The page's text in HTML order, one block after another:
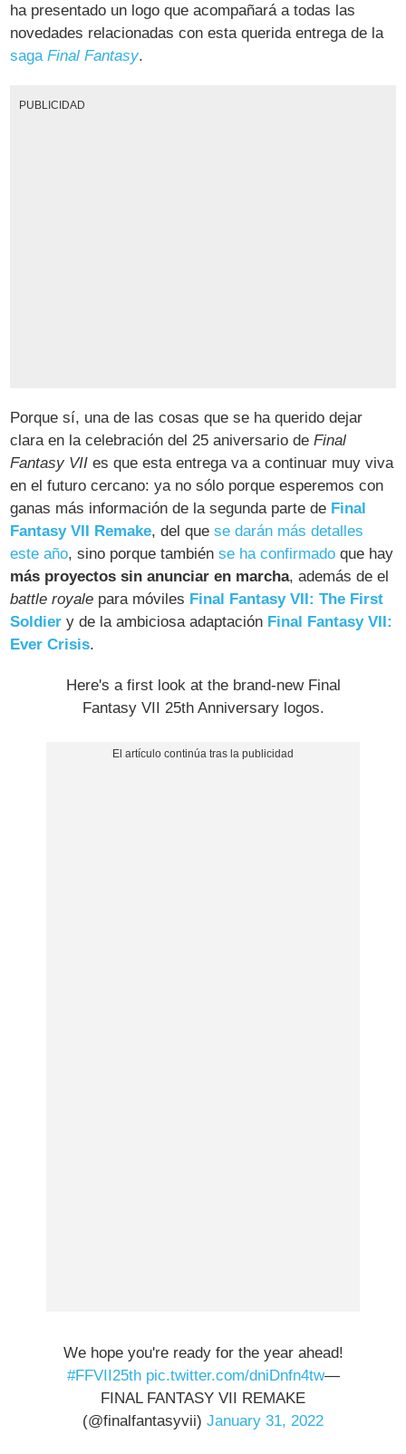
ha presentado un logo que acompañará a todas las
novedades relacionadas con esta querida entrega de la
sagaFinal Fantasy.
PUBLICIDAD
Porque sí, una de las cosas que se ha querido dejar
clara en la celebración del 25 aniversario deFinal
Fantasy VII es que esta entrega va a continuar muy viva
en el futuro cercano: ya no sólo porque esperemos con
ganas más información de la segunda parte de Final
Fantasy VII Remake, del quese darán más detalles
este año, sino porque tambiénse ha confirmado que hay
más proyectos sin anunciar en marcha, además de el
battle royale para móviles Final Fantasy VII: The First
Soldier y de la ambiciosa adaptación Final Fantasy VII:
Ever Crisis.
Here's a first look at the brand-new Final
Fantasy VII 25th Anniversary logos.
We hope you're ready for the year ahead!
#FFVII25th pic.twitter.com/dniDnfn4tw—
FINAL FANTASY VII REMAKE
(@finalfantasyvii) January 31, 2022